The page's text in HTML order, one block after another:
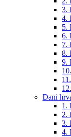
3.
4.
5.
6.
7.
8.
9.
Dani
1.
2.
3.
4.